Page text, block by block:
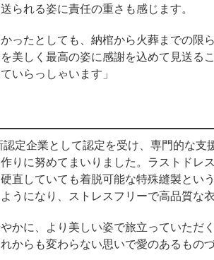
られる姿に責任の重さも感じます。
ったとしても、納棺から火葬までの限
美しく最高の姿に感謝を込めて見送る
いらっしゃいます」
認定企業として認定を受け、専門的な
りに努めてまいりました。ラストドレ
直していても着脱可能な特殊縫製とい
うになり、ストレスフリーで高品質な
かに、より美しい姿で旅立っていただ
からも変わらない思いで愛のあるもの